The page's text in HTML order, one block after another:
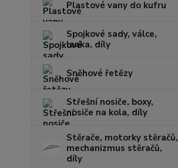
Plastové vany do kufru
Spojkové sady, válce,
lanka, díly
Sněhové řetězy
Střešní nosiče, boxy,
nosiče na kola, díly
Stěrače, motorky stěračů,
mechanizmus stěračů,
díly